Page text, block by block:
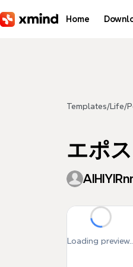
Home
Templates/ Life/
エポ
Loading preview...